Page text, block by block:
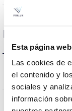
Esta página
Las cookies de
el contenido y
sociales y
información
Données
CRI Indice